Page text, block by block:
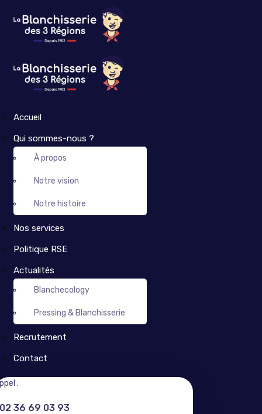
Accueil
Qui sommes-nous ?
À propos
Notre vision
Notre histoire
Nos services
Politique RSE
Actualités
Blanchecology
Pressing & Blanchisserie
Recrutement
Contact
:
02 36 69 03 93